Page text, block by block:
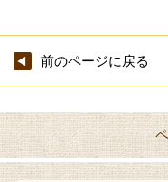
・ご予約人数以外の方の
・敷地内での花火
・室内での喫煙、火の使
前のページに戻る